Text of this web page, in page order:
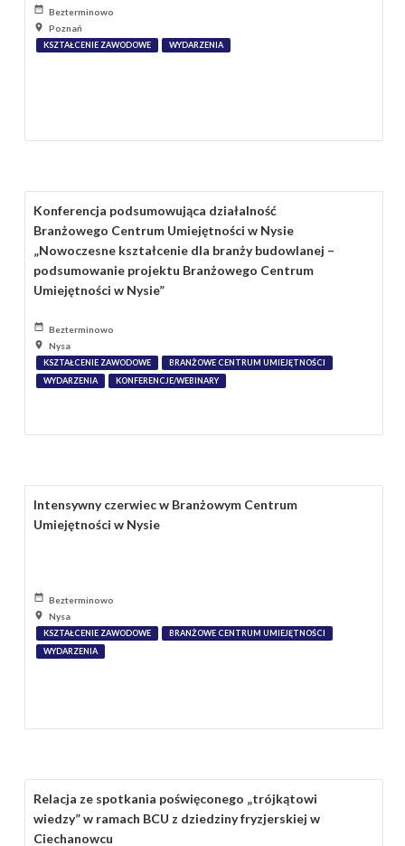
Bezterminowo
Poznań
KSZTAŁCENIE ZAWODOWE WYDARZENIA
Konferencja podsumowująca działalność
Branżowego Centrum Umiejętności w Nysie
„Nowoczesne kształcenie dla branży budowlanej –
podsumowanie projektu Branżowego Centrum
Umiejętności w Nysie”
Bezterminowo
Nysa
KSZTAŁCENIE ZAWODOWE
BRANŻOWE CENTRUM UMIEJĘTNOŚCI
WYDARZENIA
KONFERENCJE/WEBINARY
Intensywny czerwiec w Branżowym Centrum
Umiejętności w Nysie
Bezterminowo
Nysa
KSZTAŁCENIE ZAWODOWE
BRANŻOWE CENTRUM UMIEJĘTNOŚCI
WYDARZENIA
Relacja ze spotkania poświęconego „trójkątowi
wiedzy” w ramach BCU z dziedziny fryzjerskiej w
Ciechanowcu